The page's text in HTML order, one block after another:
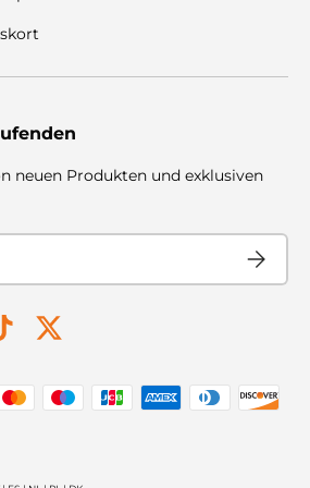
neuen Produkten und exklusiven
TikTokTwitter
accepteras